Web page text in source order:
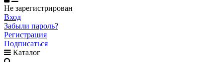
Не зарегистрирован
Вход
Забыли пароль?
Регистрация
Подписаться
Каталог